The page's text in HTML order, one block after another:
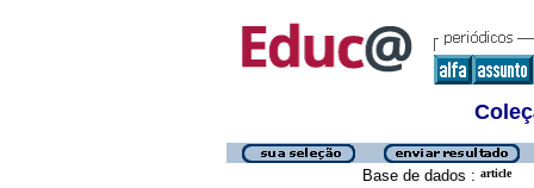
Base de dados : article